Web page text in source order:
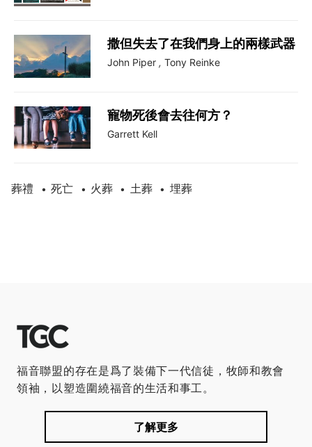
撒但失去了在我們身上的兩樣武器
John Piper , Tony Reinke
寵物死後會去往何方？
Garrett Kell
葬禮 • 死亡 • 火葬 • 土葬 • 埋葬
福音聯盟的存在是爲了裝備下一代信徒，牧師和教會
領袖，以塑造圍繞福音的生活和事工。
了解更多